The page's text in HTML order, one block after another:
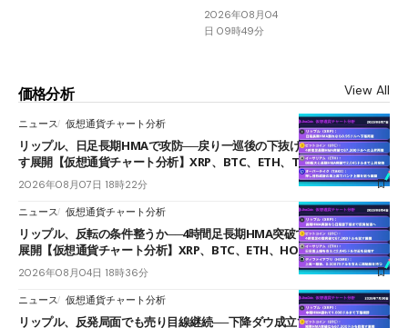
2026年08月04
日 09時49分
価格分析 View All
ニュース 仮想通貨チャート分析
リップル、日足長期HMAで攻防──戻り一巡後の下抜けで0.95ドルを試
す展開【仮想通貨チャート分析】XRP、BTC、ETH、TAKE
2026年08月07日 18時22分
ニュース 仮想通貨チャート分析
リップル、反転の条件整うか──4時間足長期HMA突破で雲下端を目指す
展開【仮想通貨チャート分析】XRP、BTC、ETH、HOME
2026年08月04日 18時36分
ニュース 仮想通貨チャート分析
リップル、反発局面でも売り目線継続──下降ダウ成立で下値追う展開